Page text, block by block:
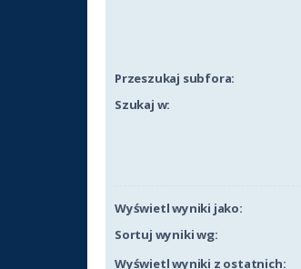
Przeszukaj subfora:
Szukaj w:
Wyświetl wyniki jako:
Sortuj wyniki wg:
Wyświetl wyniki z ostatnich: